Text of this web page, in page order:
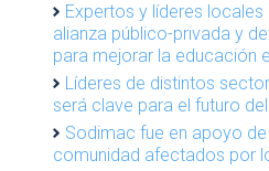
Expertos y líderes
alianza público-privada y
para mejorar la educación
Líderes de distintos
será clave para el futuro
Sodimac fue en apoyo
comunidad afectados por